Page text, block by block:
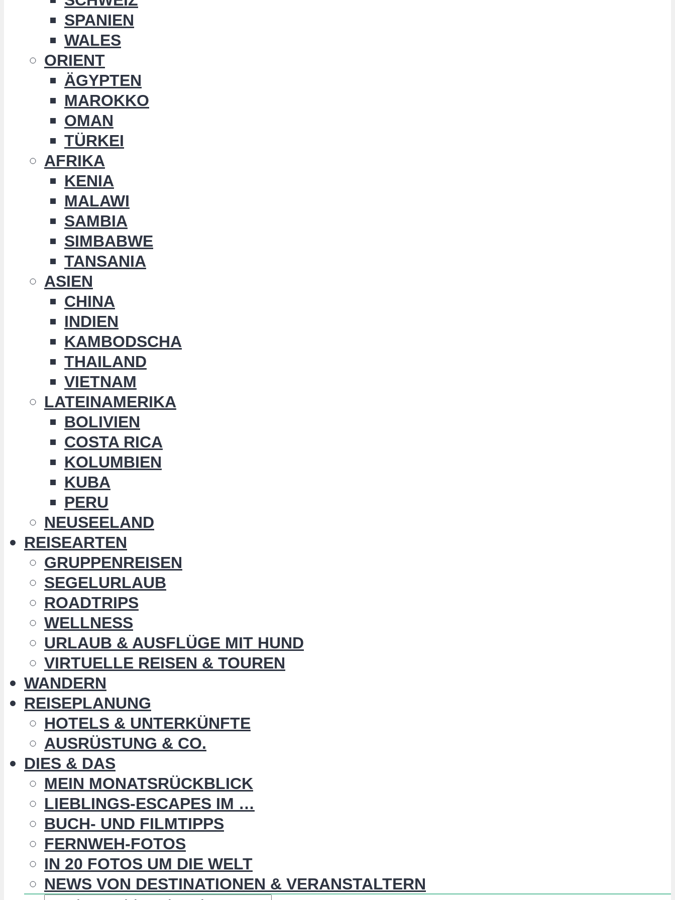
SPANIEN
WALES
ORIENT
ÄGYPTEN
MAROKKO
OMAN
TÜRKEI
AFRIKA
KENIA
MALAWI
SAMBIA
SIMBABWE
TANSANIA
ASIEN
CHINA
INDIEN
KAMBODSCHA
THAILAND
VIETNAM
LATEINAMERIKA
BOLIVIEN
COSTA RICA
KOLUMBIEN
KUBA
PERU
NEUSEELAND
REISEARTEN
GRUPPENREISEN
SEGELURLAUB
ROADTRIPS
WELLNESS
URLAUB & AUSFLÜGE MIT HUND
VIRTUELLE REISEN & TOUREN
WANDERN
REISEPLANUNG
HOTELS & UNTERKÜNFTE
AUSRÜSTUNG & CO.
DIES & DAS
MEIN MONATSRÜCKBLICK
LIEBLINGS-ESCAPES IM …
BUCH- UND FILMTIPPS
FERNWEH-FOTOS
IN 20 FOTOS UM DIE WELT
NEWS VON DESTINATIONEN & VERANSTALTERN